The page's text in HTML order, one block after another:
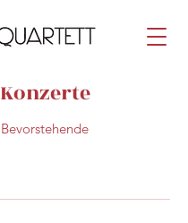
Konzerte
Bevorstehende